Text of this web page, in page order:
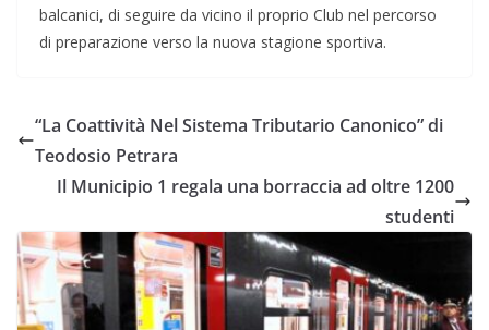
balcanici, di seguire da vicino il proprio Club nel percorso
di preparazione verso la nuova stagione sportiva.
“La Coattività Nel Sistema Tributario Canonico” di
Teodosio Petrara
Il Municipio 1 regala una borraccia ad oltre 1200
studenti